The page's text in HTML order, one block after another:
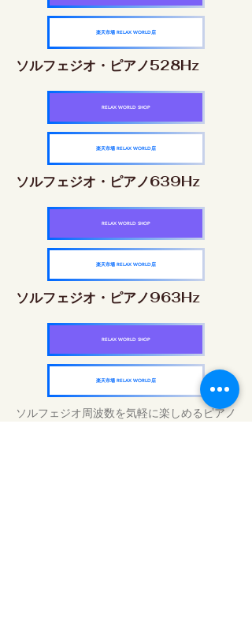
楽天市場 RELAX WORLD店
ソルフェジオ・ピアノ528Hz
RELAX WORLD SHOP
楽天市場 RELAX WORLD店
ソルフェジオ・ピアノ639Hz
RELAX WORLD SHOP
楽天市場 RELAX WORLD店
ソルフェジオ・ピアノ963Hz
RELAX WORLD SHOP
楽天市場 RELAX WORLD店
ソルフェジオ周波数を気軽に楽しめるピアノ